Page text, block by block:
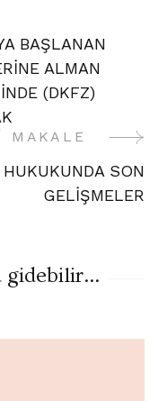
BAŞLANAN
ALMAN
(DKFZ)
MAKALE
SON
GELİŞMELER
gidebilir...